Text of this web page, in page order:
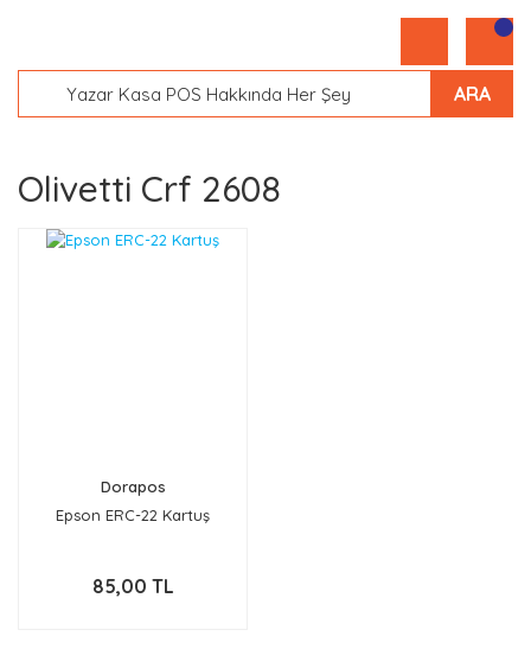
ARA
Olivetti Crf 2608
Dorapos
Epson ERC-22 Kartuş
85,00 TL